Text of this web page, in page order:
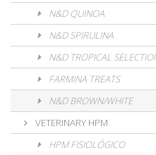
N&D QUINOA
N&D SPIRULINA
N&D TROPICAL
FARMINA TREATS
N&D BROWN/WHITE
VETERINARY HPM
HPM FISIOLÓGICO